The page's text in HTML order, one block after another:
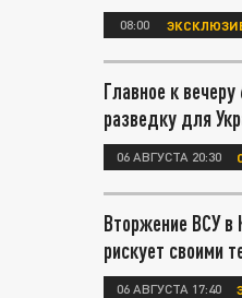
08:00
Главное к
разведку для
06 АВГУСТА 20:30
Вторжение ВСУ в
рискует своими
06 АВГУСТА 17:40